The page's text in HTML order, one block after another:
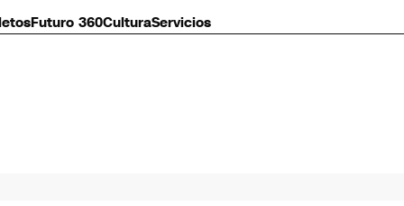
Futuro 360CulturaServicios